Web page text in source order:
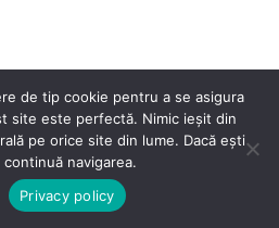
de tip cookie pentru a se asigura
site este perfectă. Nimic ieșit din
pe orice site din lume. Dacă ești
navigarea.
Privacy policy